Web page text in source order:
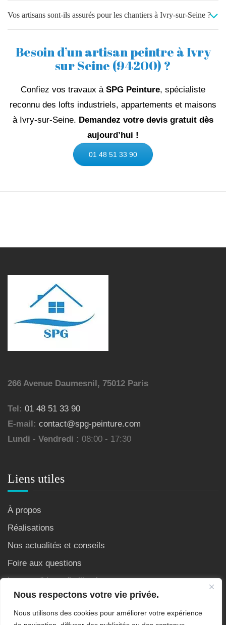
Nous respectons votre vie privée.
Nous utilisons des cookies pour améliorer votre expérience
Vos artisans sont-ils assurés pour les chantiers à Ivry-sur-Seine ?
Besoin d’un artisan peintre à Ivry
sur Seine (94200) ?
Confiez vos travaux à SPG Peinture, spécialiste
reconnu des lofts industriels, appartements et maisons
à Ivry‑sur‑Seine. Demandez votre devis gratuit dès
aujourd’hui !
01 48 51 33 90
266 Avenue Daumesnil, 75012 Paris
Tel: 01 48 51 33 90
E-mail: contact@spg-peinture.com
Lundi - Vendredi : 08:00 - 17:30
Liens utiles
À propos
Réalisations
Nos actualités et conseils
Foire aux questions
Les conditions d’utilisation